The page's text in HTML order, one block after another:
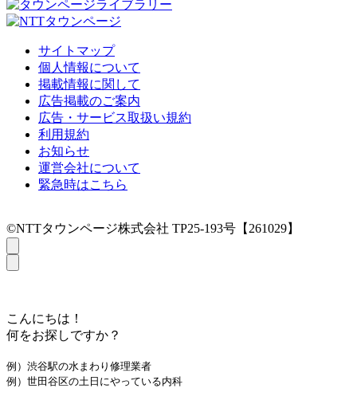
サイトマップ
個人情報について
掲載情報に関して
広告掲載のご案内
広告・サービス取扱い規約
利用規約
お知らせ
運営会社について
緊急時はこちら
©NTTタウンページ株式会社 TP25-193号【261029】
こんにちは！
何をお探しですか？
例）渋谷駅の水まわり修理業者
例）世田谷区の土日にやっている内科